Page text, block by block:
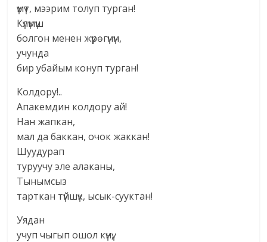
үмүт, мээрим толуп турган!
Күлүмүш
болгон менен жүрөгүнүн,
учунда
бир убайым конуп турган!
Колдору!..
Апакемдин колдору ай!
Нан жапкан,
мал да баккан, очок жаккан!
Шуудурап
туруучу эле алаканы,
Тынымсыз
тарткан түйшүк, ысык-сууктан!
Уядан
учуп чыгып ошол күнү,